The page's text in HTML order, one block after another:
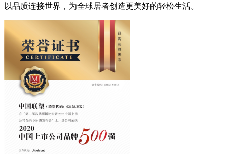
以品质连接世界，为全球居者创造更美好的轻松生活。